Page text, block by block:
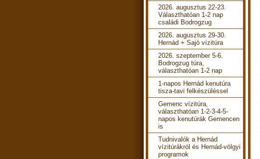
2026. augusztus 22-23.
Választhatóan 1-2 nap
családi Bodrogzug
2026. augusztus 29-30.
Hernád + Sajó vízitúra
2026. szeptember 5-6.
Bodrogzug túra,
választhatóan 1-2 nap
1-napos Hernád kenutúra
tisza-tavi felkészüléssel
Gemenc vízitúra,
választhatóan 1-2-3-4-5-
napos kenutúrák Gemencen
is
Tudnivalók a Hernád
vízitúrákról és Hernád-völgyi
programok